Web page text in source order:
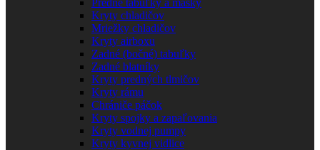
Predné tabuľky a masky
Kryty chladičov
Mriežky chladičov
Kryty airboxu
Zadné (bočné) tabuľky
Zadné blatníky
Kryty predných tlmičov
Kryty rámu
Chrániče páčok
Kryty spojky a zapaľovania
Kryty vodnej pumpy
Kryty kyvnej vidlice